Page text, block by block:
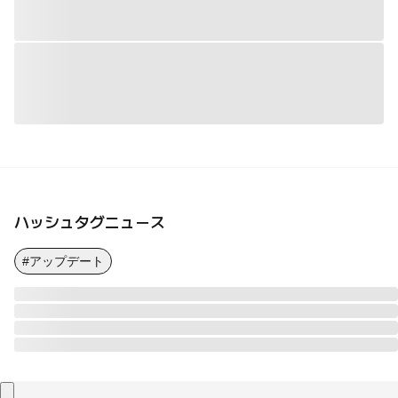
ハッシュタグニュース
#アップデート